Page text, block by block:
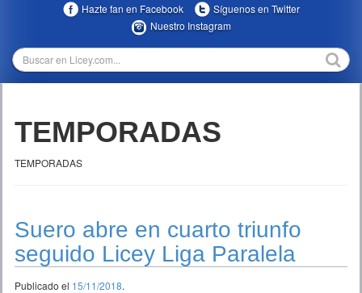
MULTIMEDIA
TEMPORADAS
Hazte fan en Facebook
Síguenos en Twitter
Nuestro Instagram
TEMPORADAS
TEMPORADAS
Suero abre en cuarto triunfo
seguido Licey Liga Paralela
Publicado el 15/11/2018.